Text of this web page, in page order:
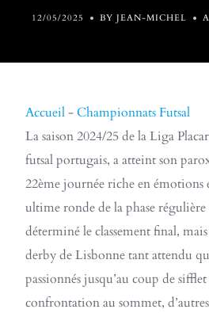
12/05/2025 BY JEAN-MICHEL
Accueil-Championnats Futsal
La saison 2024/25 de la Liga
futsal portugais, a atteint son
22ème journée riche en émotions
ultime ronde de la phase régulière
déterminé le classement final,
derby de Lisbonne tant attendu
passionnés jusqu’au coup de
confrontation au sommet,